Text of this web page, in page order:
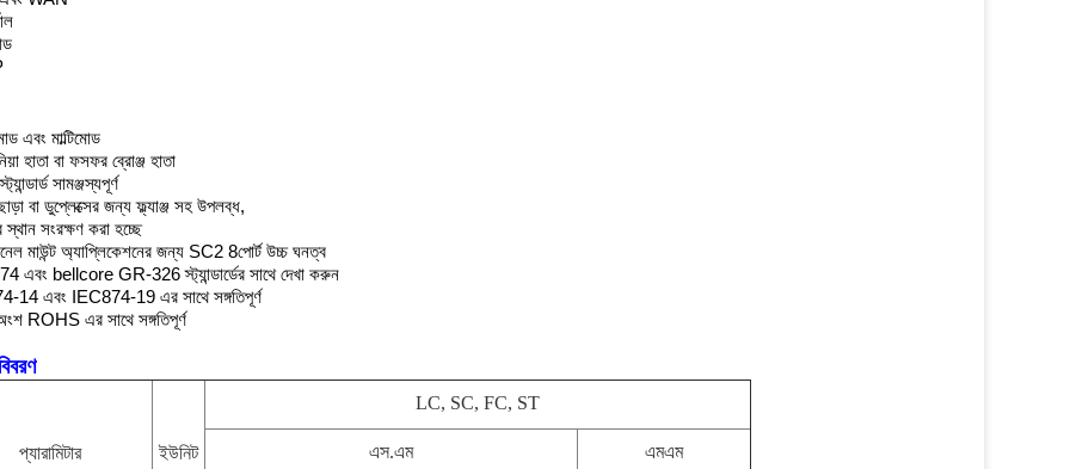
এবং মাল্টিমোড
হাতা বা ফসফর ব্রোঞ্জ হাতা
সামঞ্জস্যপূর্ণ
বা ডুপ্লেক্সের জন্য ফ্ল্যাঞ্জ সহ উপলব্ধ,
স্থান সংরক্ষণ করা হচ্ছে
মাউন্ট অ্যাপ্লিকেশনের জন্য SC2 8পোর্ট উচ্চ ঘনত্ব
এবং bellcore GR-326 স্ট্যান্ডার্ডের সাথে দেখা করুন
14 এবং IEC874-19 এর সাথে সঙ্গতিপূর্ণ
ROHS এর সাথে সঙ্গতিপূর্ণ
প্যারামিটার ইউনিট
LC, SC, FC, ST
এস.এম এমএম